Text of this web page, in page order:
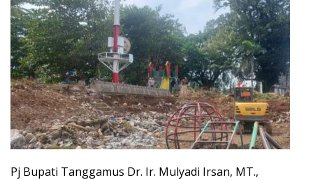
Pj Bupati Tanggamus Dr. Ir. Mulyadi Irsan, MT.,